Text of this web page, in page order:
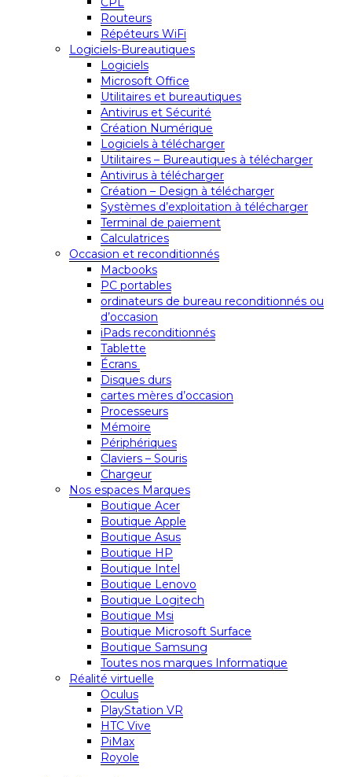
Routeurs
Répéteurs WiFi
Logiciels-Bureautiques
Logiciels
Microsoft Office
Utilitaires et bureautiques
Antivirus et Sécurité
Création Numérique
Logiciels à télécharger
Utilitaires – Bureautiques à télécharger
Antivirus à télécharger
Création – Design à télécharger
Systèmes d’exploitation à télécharger
Terminal de paiement
Calculatrices
Occasion et reconditionnés
Macbooks
PC portables
ordinateurs de bureau reconditionnés ou
d’occasion
iPads reconditionnés
Tablette
Écrans
Disques durs
cartes mères d’occasion
Processeurs
Mémoire
Périphériques
Claviers – Souris
Chargeur
Nos espaces Marques
Boutique Acer
Boutique Apple
Boutique Asus
Boutique HP
Boutique Intel
Boutique Lenovo
Boutique Logitech
Boutique Msi
Boutique Microsoft Surface
Boutique Samsung
Toutes nos marques Informatique
Réalité virtuelle
Oculus
PlayStation VR
HTC Vive
PiMax
Royole